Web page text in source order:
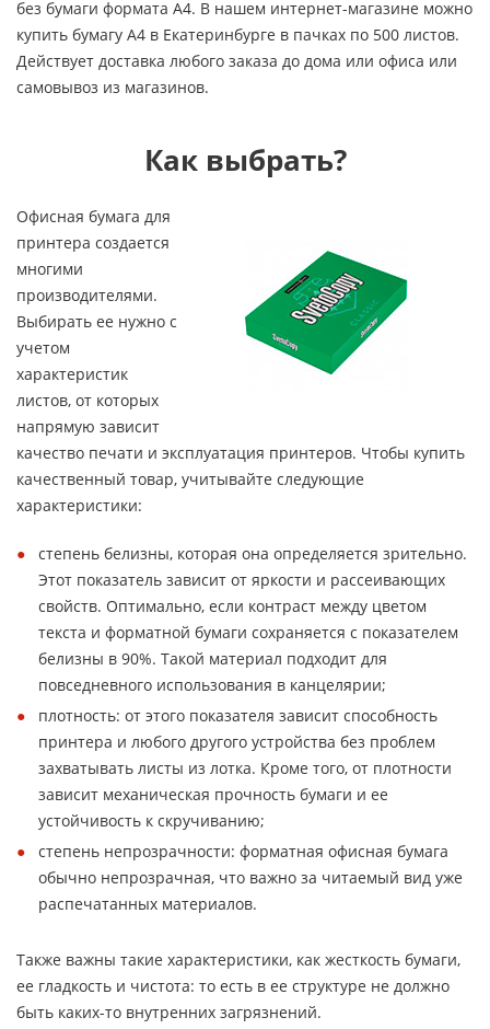
без бумаги формата А4. В нашем интернет-магазине можно
купить бумагу А4 в Екатеринбурге в пачках по 500 листов.
Действует доставка любого заказа до дома или офиса или
самовывоз из магазинов.
Как выбрать?
Офисная бумага для
принтера создается
многими
производителями.
Выбирать ее нужно с
учетом
характеристик
листов, от которых
напрямую зависит
качество печати и эксплуатация принтеров. Чтобы купить
качественный товар, учитывайте следующие
характеристики:
степень белизны, которая она определяется зрительно.
Этот показатель зависит от яркости и рассеивающих
свойств. Оптимально, если контраст между цветом
текста и форматной бумаги сохраняется с показателем
белизны в 90%. Такой материал подходит для
повседневного использования в канцелярии;
плотность: от этого показателя зависит способность
принтера и любого другого устройства без проблем
захватывать листы из лотка. Кроме того, от плотности
зависит механическая прочность бумаги и ее
устойчивость к скручиванию;
степень непрозрачности: форматная офисная бумага
обычно непрозрачная, что важно за читаемый вид уже
распечатанных материалов.
Также важны такие характеристики, как жесткость бумаги,
ее гладкость и чистота: то есть в ее структуре не должно
быть каких-то внутренних загрязнений.